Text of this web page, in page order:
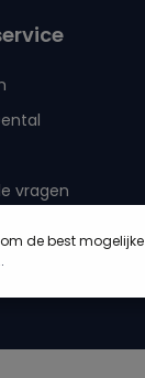
vragen
de best mogelijke